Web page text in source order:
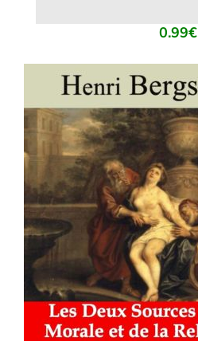
0.99€
AJOUTER AU PANIER /